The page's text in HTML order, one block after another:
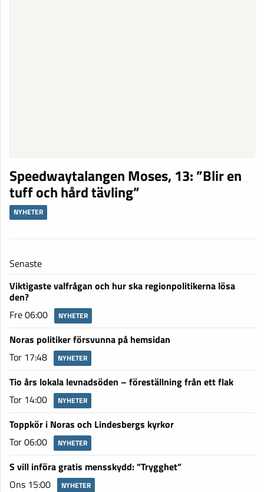
Speedwaytalangen Moses, 13: ”Blir en
tuff och hård tävling”
NYHETER
Senaste
Viktigaste valfrågan och hur ska regionpolitikerna lösa
den?
Fre 06:00
NYHETER
Noras politiker försvunna på hemsidan
Tor 17:48
NYHETER
Tio års lokala levnadsöden – föreställning från ett flak
Tor 14:00
NYHETER
Toppkör i Noras och Lindesbergs kyrkor
Tor 06:00
NYHETER
S vill införa gratis mensskydd: ”Trygghet”
Ons 15:00
NYHETER